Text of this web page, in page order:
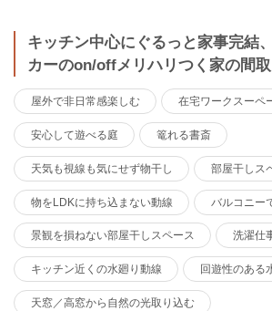
キッチン中心にぐるっと家事完結
カーのon/offメリハリつく家の間
屋外で非日常感楽しむ 在宅ワークスーペ
安心して遊べる庭 篭れる書斎
天気も視線も気にせず物干し 部屋干しス
物をLDKに持ち込まない動線 バルコニー
景観を損ねない部屋干しスペース 洗濯仕
キッチン近くの水廻り動線 回遊性のある
天窓／高窓から自然の光取り込む